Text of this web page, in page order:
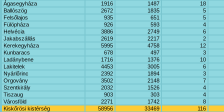
Ágasegyháza
1916 1487
18
Ballószög
2672 1835
5
Felsőlajos
935 651
5
Fülöpháza
926 593
4
Helvécia
3886 2749
6
Jakabszállás
2619 2217
2
Kerekegyháza
5995 4758
12
Kunbaracs
678 497
3
Ladánybene
1716 1376
10
Lakitelek
4453 3005
6
Nyárlőrinc
2392 1894
3
Orgovány
3502 2148
7
Szentkirály
2032 1526
4
Tiszaug
903 303
4
Városföld
2271 1742
8
Kiskőrösi kistérség
58956 33469
116